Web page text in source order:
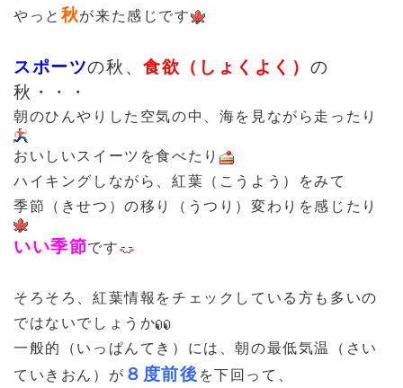
やっと 秋が来た感じです
スポーツの秋、食欲（しょくよく） の
秋・・・
朝のひんやりした空気の中、海を見ながら走ったり
おいしいスイーツを食べたり
ハイキングしながら、紅葉（こうよう）をみて
季節（きせつ）の移り（うつり）変わりを感じたり
いい季節です
そろそろ、紅葉情報をチェックしている方も多いの
ではないでしょうか
一般的（いっぱんてき）には、朝の最低気温（さい
ていきおん）が ８度前後を下回って、